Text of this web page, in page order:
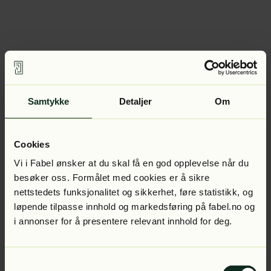
Samtykke Detaljer Om
Cookies
Vi i Fabel ønsker at du skal få en god opplevelse når du
besøker oss. Formålet med cookies er å sikre
nettstedets funksjonalitet og sikkerhet, føre statistikk, og
løpende tilpasse innhold og markedsføring på fabel.no og
i annonser for å presentere relevant innhold for deg.